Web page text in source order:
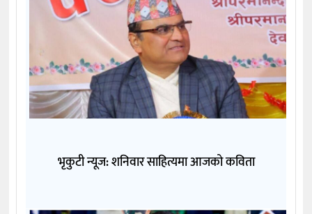
भृकुटी न्यूज: शनिवार साहित्यमा आजको कविता